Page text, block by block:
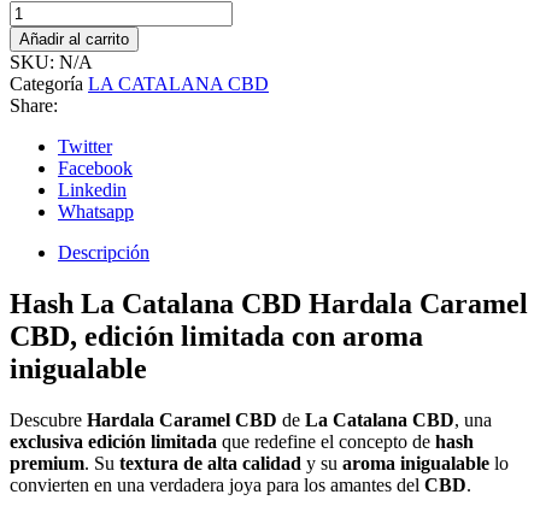
Añadir al carrito
SKU: N/A
Categoría LA CATALANA CBD
Share:
Twitter
Facebook
Linkedin
Whatsapp
Descripción
Hash La Catalana CBD Hardala Caramel
CBD, edición limitada con aroma
inigualable
Descubre Hardala Caramel CBD de La Catalana CBD, una
exclusiva edición limitada que redefine el concepto de hash
premium. Su textura de alta calidad y su aroma inigualable lo
convierten en una verdadera joya para los amantes del CBD.